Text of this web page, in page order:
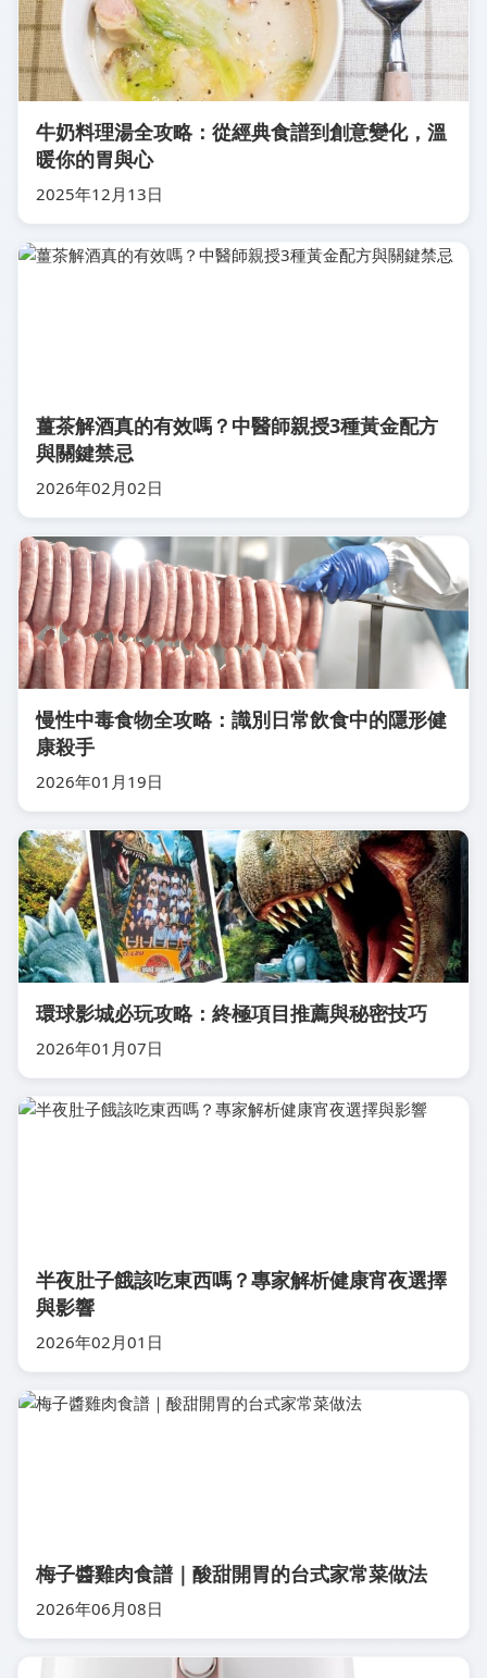
牛奶料理湯全攻略：從經典食譜到創意變化，溫
暖你的胃與心
2025年12月13日
薑茶解酒真的有效嗎？中醫師親授3種黃金配方
與關鍵禁忌
2026年02月02日
慢性中毒食物全攻略：識別日常飲食中的隱形健
康殺手
2026年01月19日
環球影城必玩攻略：終極項目推薦與秘密技巧
2026年01月07日
半夜肚子餓該吃東西嗎？專家解析健康宵夜選擇
與影響
2026年02月01日
梅子醬雞肉食譜｜酸甜開胃的台式家常菜做法
2026年06月08日